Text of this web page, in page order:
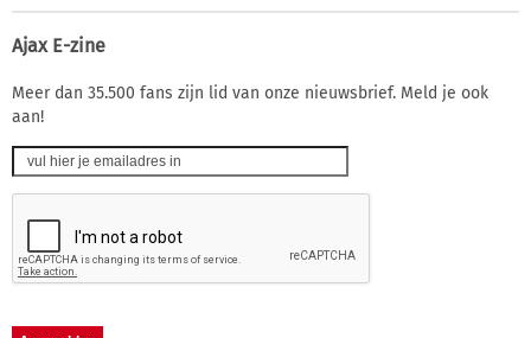
Ajax E-zine
Meer dan 35.500 fans zijn lid van onze nieuwsbrief. Meld je ook
aan!